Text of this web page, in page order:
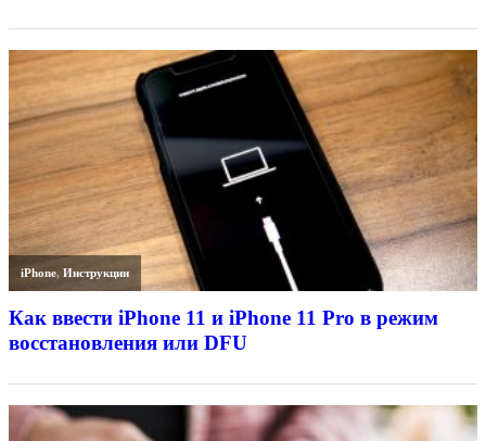
iPhone,Инструкции
Как ввести iPhone 11 и iPhone 11 Pro в режим
восстановления или DFU